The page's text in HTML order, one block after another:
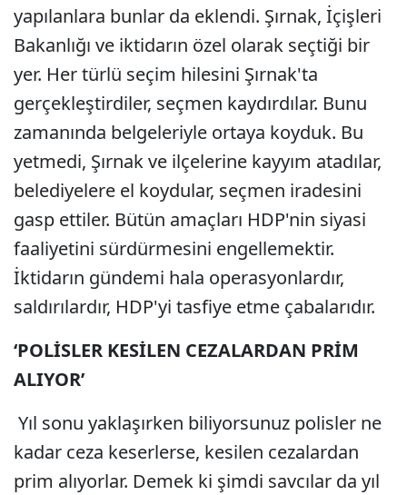
yapılanlara bunlar da eklendi. Şırnak, İçişleri
Bakanlığı ve iktidarın özel olarak seçtiği bir
yer. Her türlü seçim hilesini Şırnak'ta
gerçekleştirdiler, seçmen kaydırdılar. Bunu
zamanında belgeleriyle ortaya koyduk. Bu
yetmedi, Şırnak ve ilçelerine kayyım atadılar,
belediyelere el koydular, seçmen iradesini
gasp ettiler. Bütün amaçları HDP'nin siyasi
faaliyetini sürdürmesini engellemektir.
İktidarın gündemi hala operasyonlardır,
saldırılardır, HDP'yi tasfiye etme çabalarıdır.
‘POLİSLER KESİLEN CEZALARDAN PRİM
ALIYOR’
Yıl sonu yaklaşırken biliyorsunuz polisler ne
kadar ceza keserlerse, kesilen cezalardan
prim alıyorlar. Demek ki şimdi savcılar da yıl